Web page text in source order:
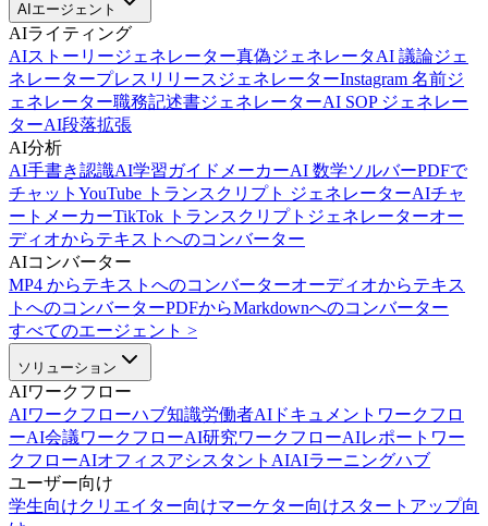
AIエージェント
AIライティング
AIストーリージェネレーター真偽ジェネレータAI 議論ジェ
ネレータープレスリリースジェネレーターInstagram 名前ジ
ェネレーター職務記述書ジェネレーターAI SOP ジェネレー
ターAI段落拡張
AI分析
AI手書き認識AI学習ガイドメーカーAI 数学ソルバーPDFで
チャット YouTube トランスクリプト ジェネレーターAIチャ
ートメーカーTikTok トランスクリプトジェネレーターオー
ディオからテキストへのコンバーター
AIコンバーター
MP4 からテキストへのコンバーターオーディオからテキス
トへのコンバーターPDFからMarkdownへのコンバーター
すべてのエージェント >
ソリューション
AIワークフロー
AIワークフローハブ知識労働者AI ドキュメントワークフロ
ーAI会議ワークフローAI研究ワークフローAIレポートワー
クフローAIオフィスアシスタントAIAIラーニングハブ
ユーザー向け
学生向けクリエイター向けマーケター向けスタートアップ向